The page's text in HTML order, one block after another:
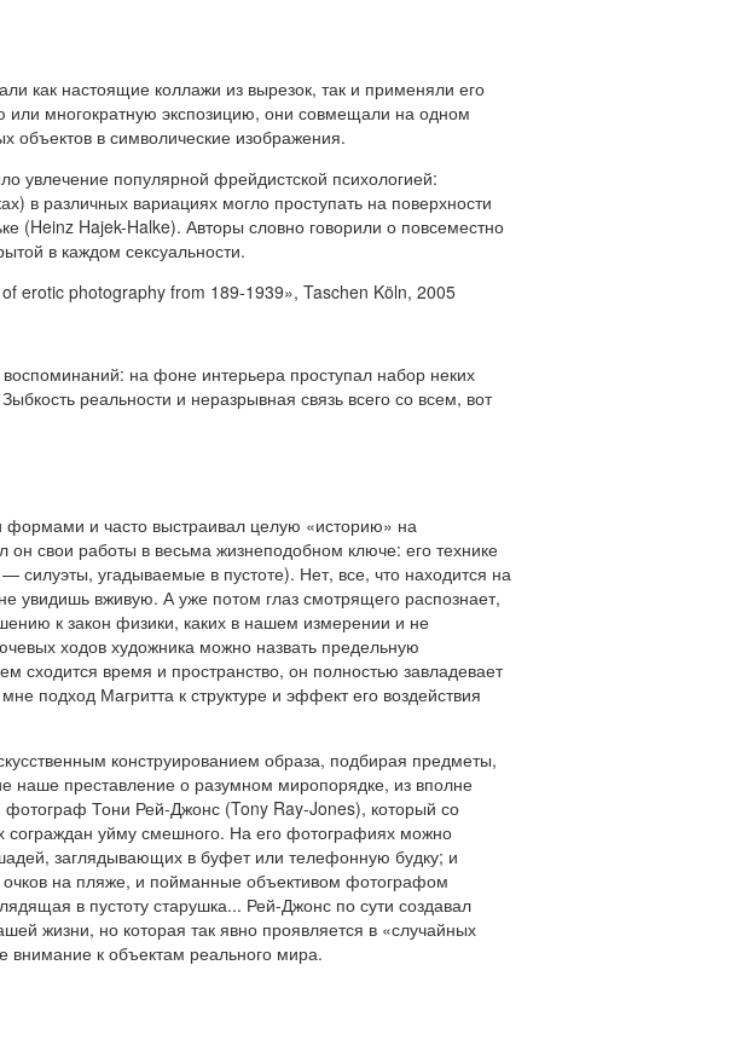
как настоящие коллажи из вырезок, так и применяли его
многократную экспозицию, они совмещали на одном
объектов в символические изображения.
увлечение популярной фрейдистской психологией:
в различных вариациях могло проступать на поверхности
(Heinz Hajek-Halke). Авторы словно говорили о повсеместно
в каждом сексуальности.
erotic photography from 189-1939», Taschen Köln, 2005
на фоне интерьера проступал набор неких
реальности и неразрывная связь всего со всем, вот
формами и часто выстраивал целую «историю» на
свои работы в весьма жизнеподобном ключе: его технике
силуэты, угадываемые в пустоте). Нет, все, что находится на
увидишь вживую. А уже потом глаз смотрящего распознает,
к закон физики, каких в нашем измерении и не
ходов художника можно назвать предельную
сходится время и пространство, он полностью завладевает
подход Магритта к структуре и эффект его воздействия
конструированием образа, подбирая предметы,
наше преставление о разумном миропорядке, из вполне
Тони Рей-Джонс (Tony Ray-Jones), который со
сограждан уйму смешного. На его фотографиях можно
заглядывающих в буфет или телефонную будку; и
очков на пляже, и пойманные объективом фотографом
в пустоту старушка... Рей-Джонс по сути создавал
жизни, но которая так явно проявляется в «случайных
внимание к объектам реального мира.